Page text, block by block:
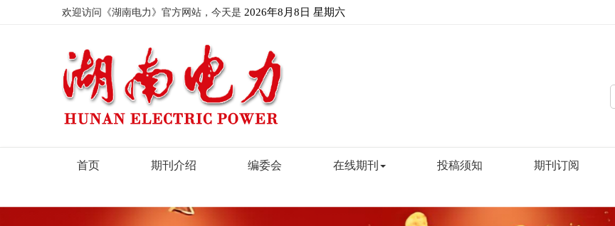
欢迎访问《湖南电力》官方网站，今天是 2026年8月8日 星期六
首页 期刊介绍 编委会 在线期刊 投稿须知 期刊订阅